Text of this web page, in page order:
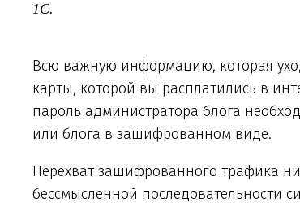
1С.
Всю важную информацию, которая
карты, которой вы расплатились в
пароль администратора блога
или блога в зашифрованном виде.
Перехват зашифрованного трафика
бессмысленной последовательности